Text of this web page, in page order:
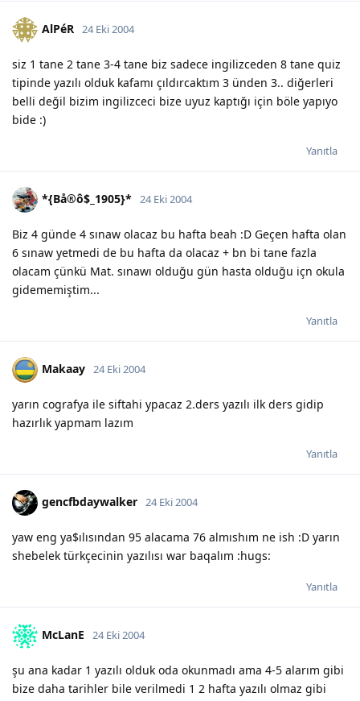
AlPéR 24 Eki 2004
siz 1 tane 2 tane 3-4 tane biz sadece ingilizceden 8 tane quiz
tipinde yazılı olduk kafamı çıldırcaktım 3 ünden 3.. diğerleri
belli değil bizim ingilizceci bize uyuz kaptığı için böle yapıyo
bide :)
Yanıtla
*{Bå®ô$_1905}* 24 Eki 2004
Biz 4 günde 4 sınaw olacaz bu hafta beah :D Geçen hafta olan
6 sınaw yetmedi de bu hafta da olacaz + bn bi tane fazla
olacam çünkü Mat. sınawı olduğu gün hasta olduğu içn okula
gidememiştim...
Yanıtla
Makaay 24 Eki 2004
yarın cografya ile siftahi ypacaz 2.ders yazılı ilk ders gidip
hazırlık yapmam lazım
Yanıtla
gencfbdaywalker 24 Eki 2004
yaw eng ya$ılısından 95 alacama 76 almıshım ne ish :D yarın
shebelek türkçecinin yazılısı war baqalım :hugs:
Yanıtla
McLanE 24 Eki 2004
şu ana kadar 1 yazılı olduk oda okunmadı ama 4-5 alarım gibi
bize daha tarihler bile verilmedi 1 2 hafta yazılı olmaz gibi